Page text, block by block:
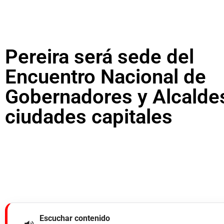
Pereira será sede del
Encuentro Nacional de
Gobernadores y
ciudades capitales
Escuchar contenido